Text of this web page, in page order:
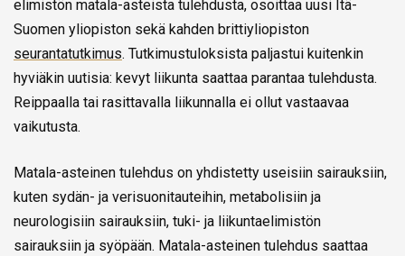
elimistön matala-asteista tulehdusta, osoittaa uusi Itä-
Suomen yliopiston sekä kahden brittiyliopiston
seurantatutkimus. Tutkimustuloksista paljastui kuitenkin
hyviäkin uutisia: kevyt liikunta saattaa parantaa tulehdusta.
Reippaalla tai rasittavalla liikunnalla ei ollut vastaavaa
vaikutusta.
Matala-asteinen tulehdus on yhdistetty useisiin sairauksiin,
kuten sydän- ja verisuonitauteihin, metabolisiin ja
neurologisiin sairauksiin, tuki- ja liikuntaelimistön
sairauksiin ja syöpään. Matala-asteinen tulehdus saattaa